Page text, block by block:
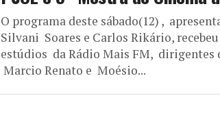
O programa deste sábado(12) ,
Silvani Soares e Carlos Rikário,
estúdios da Rádio Mais FM, dirigentes
Marcio Renato e Moésio...